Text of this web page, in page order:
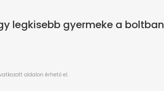
legkisebb gyermeke a boltban